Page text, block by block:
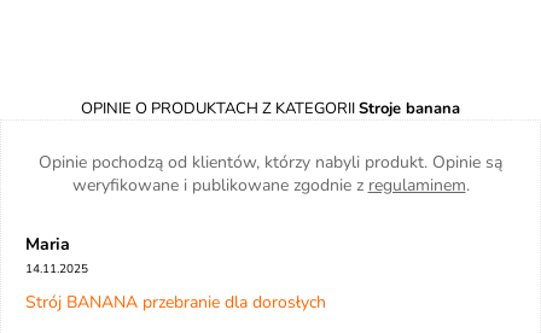
OPINIE O PRODUKTACH Z KATEGORIIStroje banana
Opinie pochodzą od klientów, którzy nabyli produkt. Opinie są
weryfikowane i publikowane zgodnie z regulaminem.
Maria
14.11.2025
Strój BANANA przebranie dla dorosłych